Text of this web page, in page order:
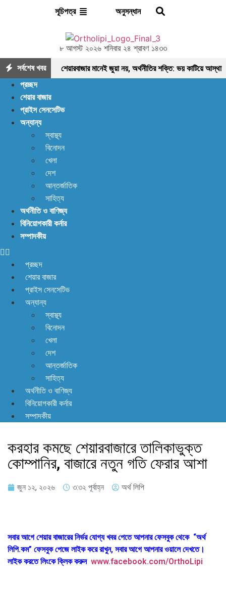
সূচিপত্র অনুসন্ধান
৮ আগস্ট ২০২৬ শনিবার ২৪ শ্রাবণ ১৪৩৩
সর্বশেষ খবর শেয়ারবাজার মানেই জুয়া নয়, অর্থনীতির শক্তি: ভয় কাটিয়ে আস্থা
ফাইনফুডস; আয়, নগদ প্রবাহ ও সম্পদে ধারাবাহিক প্রবৃদ্ধি
নতুন মোড়ের সামনে?
প্রাণ ফিরছে, বাড়ছে লেনদেন, বাজারের পরবর্তী গন্তব্য কোথায়?
শেয়ারবাজার, নেপথ্যে কী?
প্রচ্ছদ
শেয়ার বাজার
প্রাইস সেনসেটিভ
অন্যান্য
স্বাস্থ্য
বিনোদন
খেলা
দেশ
আন্তর্জাতিক
সাহিত্য
অর্থনীতি ও বাণিজ্য
বিনিয়োগকারী কর্নার
সম্পাদকীয়
প্রচ্ছদ
শেয়ার বাজার
প্রাইস সেনসেটিভ
অন্যান্য
স্বাস্থ্য
বিনোদন
খেলা
দেশ
আন্তর্জাতিক
সাহিত্য
অর্থনীতি ও বাণিজ্য
বিনিয়োগকারী কর্নার
সম্পাদকীয়
করহার কমছে শেয়ারবাজারে তালিকাভুক্ত
কোম্পানির, বাজারে নতুন গতি ফেরার আশা
জুন ১২, ২০২৬ ৩:৩২ পূর্বাহ্ন অর্থ লিপি
সবার আগে শেয়ার বাজারের নির্ভর যোগ্য খবর পেতে আপনার ফেসবুক থেকে “অর্থ
লিপি.কম” ফেসবুক পেজে লাইক করে রাখুন, সবার আগে আপনার ওয়ালে দেখতে।
লাইক করতে লিংকে ক্লিক করুন www.facebook.com/OrthoLipi